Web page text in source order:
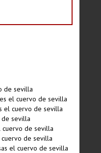
de sevilla
el cuervo de sevilla
el cuervo de sevilla
sevilla
cuervo de sevilla
de sevilla
el cuervo de sevilla